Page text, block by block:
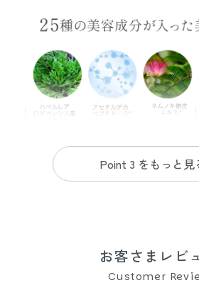
アする成分を届けます※2。
続く第2段階で、朝までゆっくり美容成
眠中の肌を乾燥から守ります。
※1 美容カプセルとそれ以外の美容成分が、段
計のこと
Point 3 をもっと見
お客さまレビ
Customer